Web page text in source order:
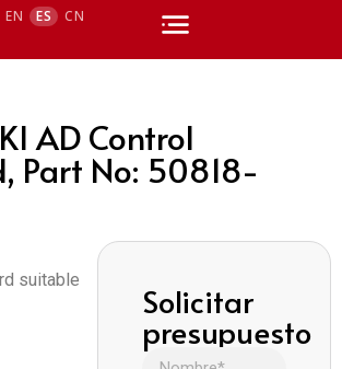
EN ES CN
AD Control
Part No: 50818-
suitable
Solicitar
presupuesto